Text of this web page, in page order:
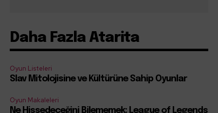
Daha Fazla Atarita
Oyun Listeleri
Slav Mitolojisine ve Kültürüne Sahip Oyunlar
Oyun Makaleleri
Ne Hissedeceğini Bilememek: League of Legends